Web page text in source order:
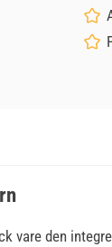
den